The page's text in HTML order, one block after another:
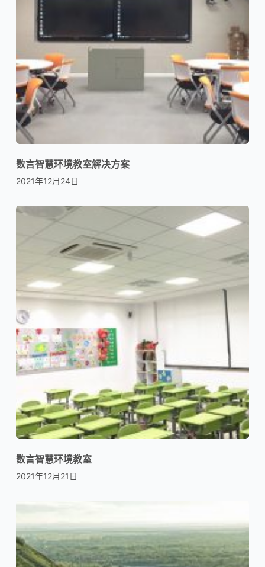
数言智慧环境教室解决方案
2021年12月24日
数言智慧环境教室
2021年12月21日